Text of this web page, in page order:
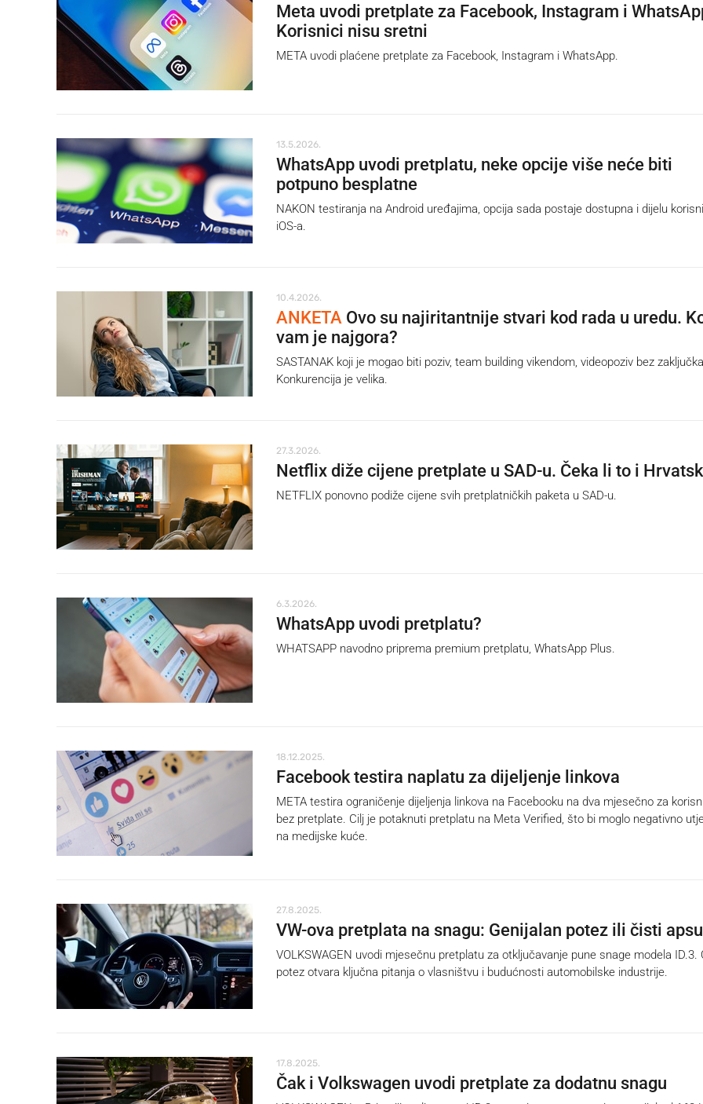
Meta uvodi pretplate za Facebook, Instagram i
Korisnici nisu sretni
META uvodi plaćene pretplate za Facebook, Instagram i WhatsApp.
13.5.2026.
WhatsApp uvodi pretplatu, neke opcije više neće biti
potpuno besplatne
NAKON testiranja na Android uređajima, opcija sada postaje dostupna i dijelu
iOS-a.
10.4.2026.
ANKETA Ovo su najiritantnije stvari kod rada u uredu.
vam je najgora?
SASTANAK koji je mogao biti poziv, team building vikendom, videopoziv bez
Konkurencija je velika.
27.3.2026.
Netflix diže cijene pretplate u SAD-u. Čeka li to i
NETFLIX ponovno podiže cijene svih pretplatničkih paketa u SAD-u.
6.3.2026.
WhatsApp uvodi pretplatu?
WHATSAPP navodno priprema premium pretplatu, WhatsApp Plus.
18.12.2025.
Facebook testira naplatu za dijeljenje linkova
META testira ograničenje dijeljenja linkova na Facebooku na dva mjesečno za
bez pretplate. Cilj je potaknuti pretplatu na Meta Verified, što bi moglo negativno
na medijske kuće.
27.8.2025.
VW-ova pretplata na snagu: Genijalan potez ili čisti
VOLKSWAGEN uvodi mjesečnu pretplatu za otključavanje pune snage modela ID.3.
potez otvara ključna pitanja o vlasništvu i budućnosti automobilske industrije.
17.8.2025.
Čak i Volkswagen uvodi pretplate za dodatnu snagu